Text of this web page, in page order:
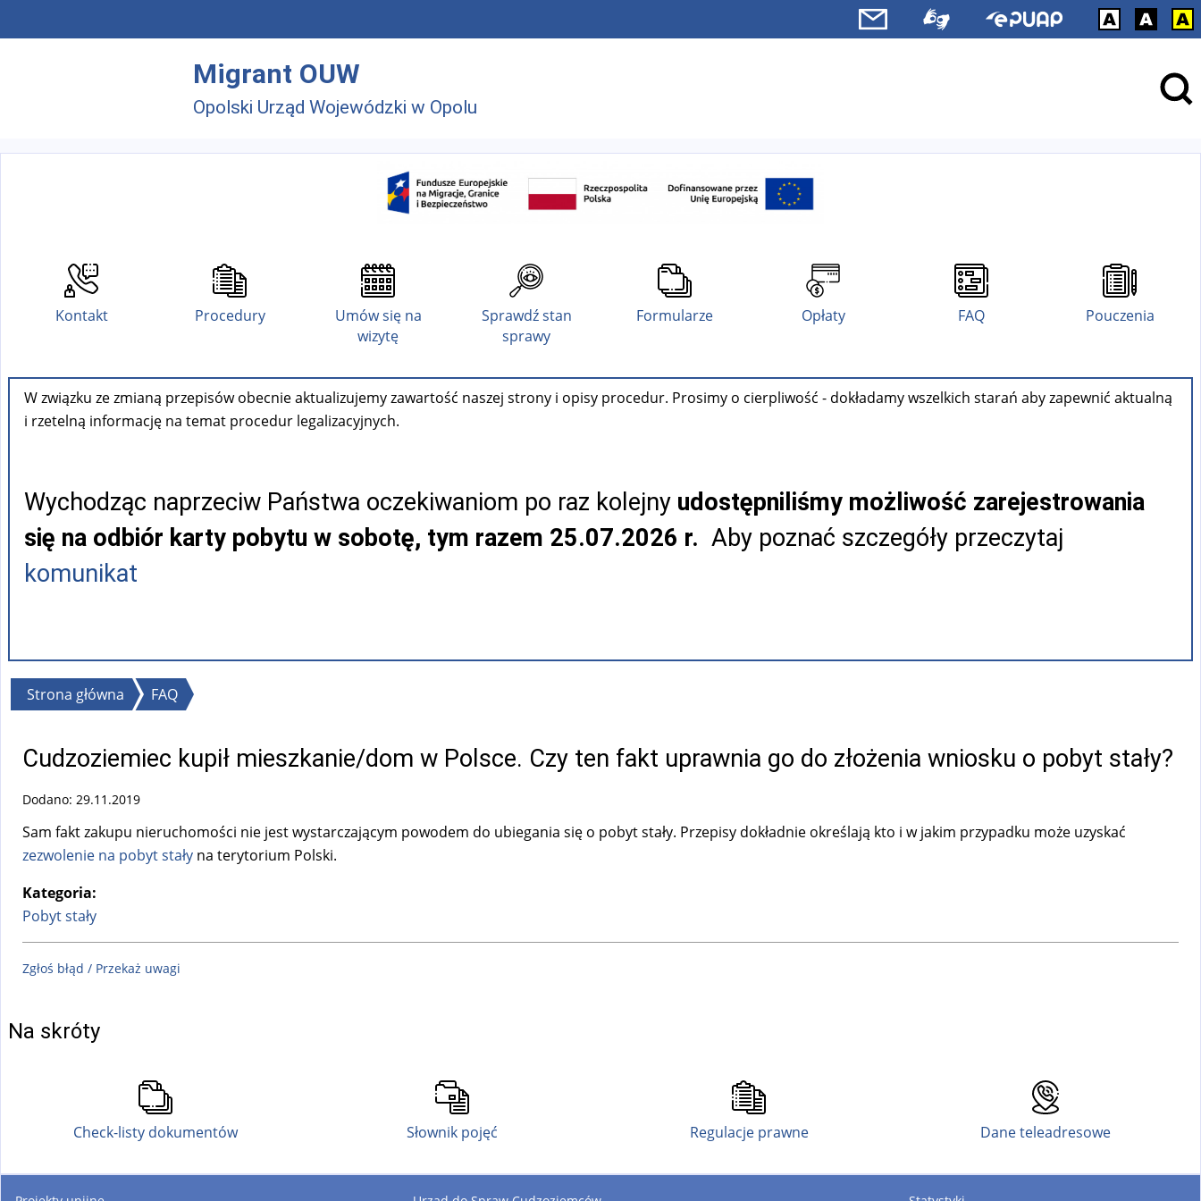
Migrant OUW
Opolski Urząd Wojewódzki w Opolu
Kontakt Procedury
Umów się na
wizytę
Sprawdź stan
sprawy
Formularze Opłaty FAQ Pouczenia
W związku ze zmianą przepisów obecnie aktualizujemy zawartość naszej strony i opisy procedur. Prosimy o cierpliwość - dokładamy wszelkich starań aby zapewnić aktualną
i rzetelną informację na temat procedur legalizacyjnych.
Wychodząc naprzeciw Państwa oczekiwaniom po raz kolejny udostępniliśmy możliwość zarejestrowania
się na odbiór karty pobytu w sobotę, tym razem 25.07.2026 r. Aby poznać szczegóły przeczytaj
komunikat
Jesteś
Strona główna FAQ
Cudzoziemiec kupił mieszkanie/dom w Polsce. Czy ten fakt uprawnia go do złożenia wniosku o pobyt stały?
Dodano: 29.11.2019
Sam fakt zakupu nieruchomości nie jest wystarczającym powodem do ubiegania się o pobyt stały. Przepisy dokładnie określają kto i w jakim przypadku może uzyskać
zezwolenie na pobyt stały na terytorium Polski.
Kategoria:
Pobyt stały
Zgłoś błąd / Przekaż uwagi
Na skróty
Check-listy dokumentów Słownik pojęć Regulacje prawne Dane teleadresowe